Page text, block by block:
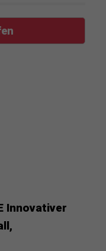
Innovativer